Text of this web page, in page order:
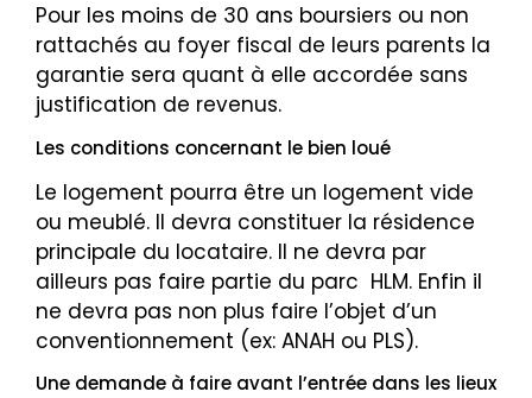
Pour les moins de 30 ans boursiers ou non
rattachés au foyer fiscal de leurs parents la
garantie sera quant à elle accordée sans
justification de revenus.
Les conditions concernant le bien loué
Le logement pourra être un logement vide
ou meublé. Il devra constituer la résidence
principale du locataire. Il ne devra par
ailleurs pas faire partie du parc HLM. Enfin il
ne devra pas non plus faire l’objet d’un
conventionnement (ex: ANAH ou PLS).
Une demande à faire avant l’entrée dans les lieux